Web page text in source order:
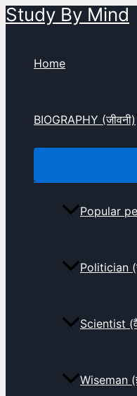
Skip
Study By Mind
Home
BIOGRAPHY (जीवनी)
Popular
Politician
Scientist
Wiseman